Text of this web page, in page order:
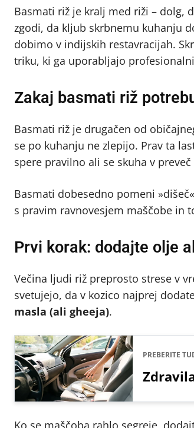
Basmati riž je kralj med riži – dolg,
zgodi, da kljub skrbnemu kuhanju
dobimo v indijskih restavracijah.
triku, ki ga uporabljajo
Zakaj basmati riž
Basmati riž je drugačen od
se po kuhanju ne zlepijo. Prav ta
spere pravilno ali se skuha v
Basmati dobesedno pomeni
s pravim ravnovesjem maščobe in
Prvi korak: dodajte olje
Večina ljudi riž preprosto strese v
svetujejo, da v kozico najprej
masla (ali gheeja).
PREBERITE
Ko se maščoba rahlo segreje,